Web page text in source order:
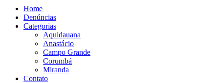
Home
Denúncias
Categorias
Aquidauana
Anastácio
Campo Grande
Corumbá
Miranda
Contato